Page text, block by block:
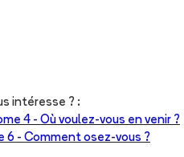
intéresse ? :
4 - Où voulez-vous en venir ?
6 - Comment osez-vous ?